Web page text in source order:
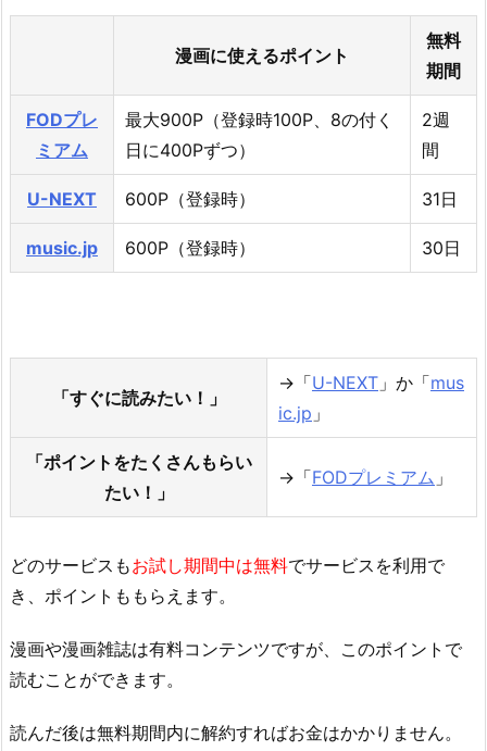
漫画に使えるポイント
無料
期間
FODプレ
ミアム
最大900P（登録時100P、8の付く
日に400Pずつ）
2週
間
U-NEXT 600P（登録時） 31日
music.jp 600P（登録時） 30日
「すぐに読みたい！」
→「U-NEXT 」か「mus
ic.jp 」
「ポイントをたくさんもらい
たい！」
→「FODプレミアム 」
どのサービスもお試し期間中は無料でサービスを利用で
き、ポイントももらえます。
漫画や漫画雑誌は有料コンテンツですが、このポイントで
読むことができます。
読んだ後は無料期間内に解約すればお金はかかりません。